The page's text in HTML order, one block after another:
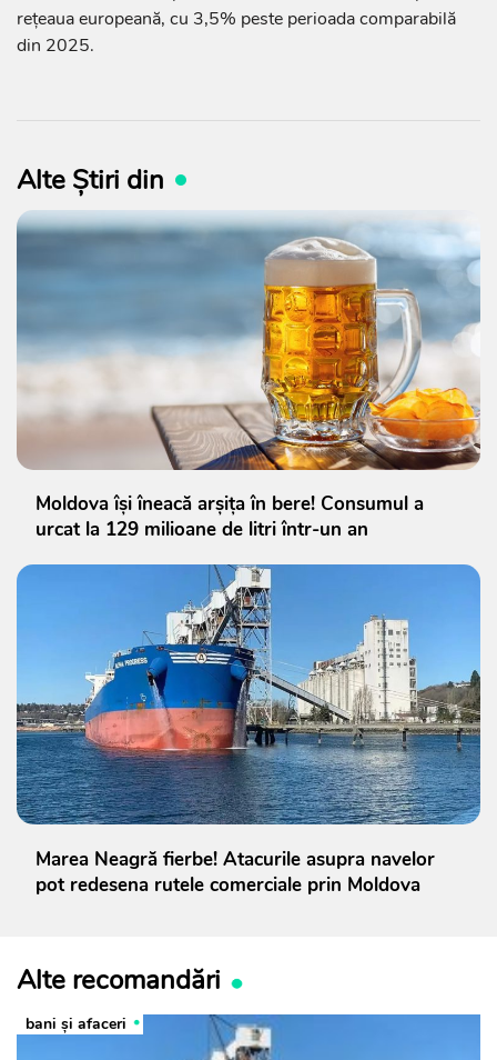
rețeaua europeană, cu 3,5% peste perioada comparabilă
din 2025.
Alte Știri din
Moldova își îneacă arșița în bere! Consumul a
urcat la 129 milioane de litri într-un an
Marea Neagră fierbe! Atacurile asupra navelor
pot redesena rutele comerciale prin Moldova
Alte recomandări
bani și afaceri